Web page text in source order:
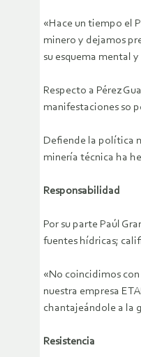
«Hace un tiempo el
minero y dejamos
su esquema mental
Respecto a Pérez
manifestaciones so
Defiende la política
minería técnica ha
Responsabilidad
Por su parte Paúl
fuentes hídricas;
«No coincidimos
nuestra empresa
chantajeándole a la
Resistencia